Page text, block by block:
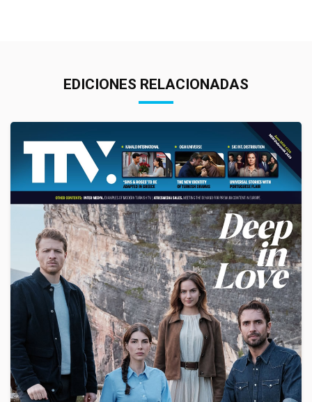
EDICIONES RELACIONADAS